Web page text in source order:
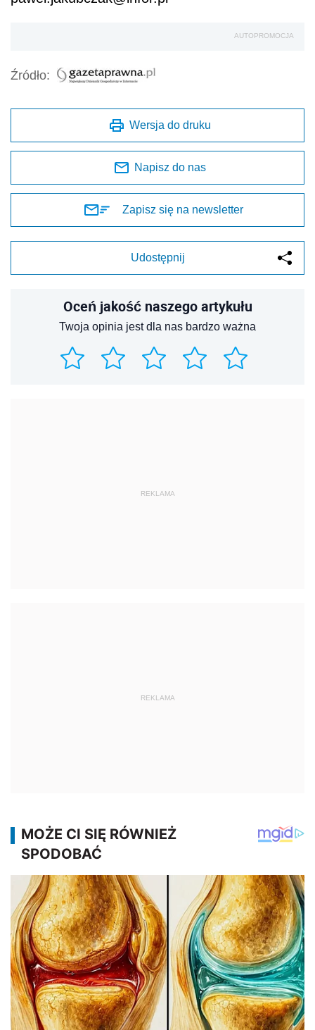
AUTOPROMOCJA
Źródło:
Wersja do druku
Napisz do nas
Zapisz się na newsletter
Udostępnij
Oceń jakość naszego artykułu
Twoja opinia jest dla nas bardzo ważna
REKLAMA
REKLAMA